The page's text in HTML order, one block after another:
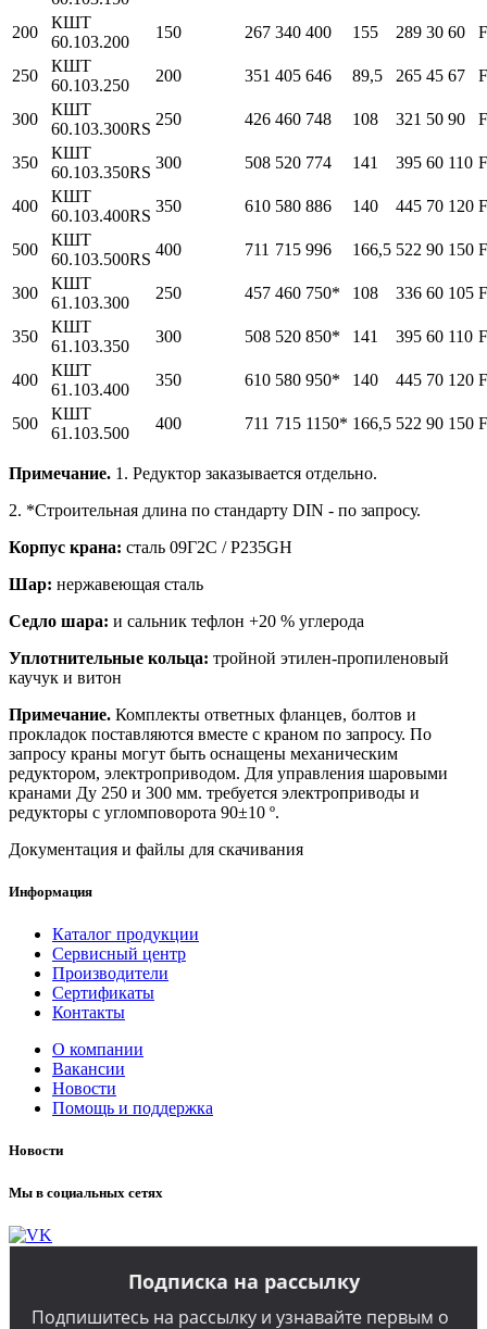
200
КШТ
60.103.200
150 267 340 400 155 289 30 60
250
КШТ
60.103.250
200 351 405 646 89,5 265 45 67
300
КШТ
60.103.300RS
250 426 460 748 108 321 50 90
350
КШТ
60.103.350RS
300 508 520 774 141 395 60 110
400
КШТ
60.103.400RS
350 610 580 886 140 445 70 120
500
КШТ
60.103.500RS
400 711 715 996 166,5 522 90 150
300
КШТ
61.103.300
250 457 460 750* 108 336 60 105
350
КШТ
61.103.350
300 508 520 850* 141 395 60 110
400
КШТ
61.103.400
350 610 580 950* 140 445 70 120
500
КШТ
61.103.500
400 711 715 1150* 166,5 522 90 150
Примечание. 1. Редуктор заказывается отдельно.
2. *Cтроительная длина по стандарту DIN - по запросу.
Корпус крана: сталь 09Г2С / P235GH
Шар: нержавеющая сталь
Седло шара: и сальник тефлон +20 % углерода
Уплотнительные кольца: тройной этилен-пропиленовый
каучук и витон
Примечание. Комплекты ответных фланцев, болтов и
прокладок поставляются вместе с краном по запросу. По
запросу краны могут быть оснащены механическим
редуктором, электроприводом. Для управления шаровыми
кранами Ду 250 и 300 мм. требуется электроприводы и
редукторы с угломповорота 90±10 º.
Документация и файлы для скачивания
Информация
Каталог продукции
Сервисный центр
Производители
Сертификаты
Контакты
О компании
Вакансии
Новости
Помощь и поддержка
Новости
Мы в социальных сетях
Подписка на рассылку
Подпишитесь на рассылку и узнавайте первым о